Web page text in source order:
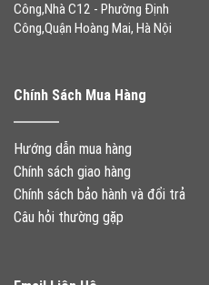
Công,Nhà C12 - Phường Định
Công,Quận Hoàng Mai, Hà Nội
Chính Sách Mua Hàng
Hướng dẫn mua hàng
Chính sách giao hàng
Chính sách bảo hành và đổi trả
Câu hỏi thường gặp